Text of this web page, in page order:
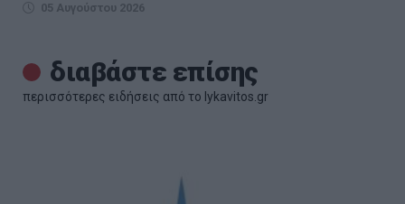
05 Αυγούστου 2026
διαβάστε επίσης
περισσότερες ειδήσεις από το lykavitos.gr